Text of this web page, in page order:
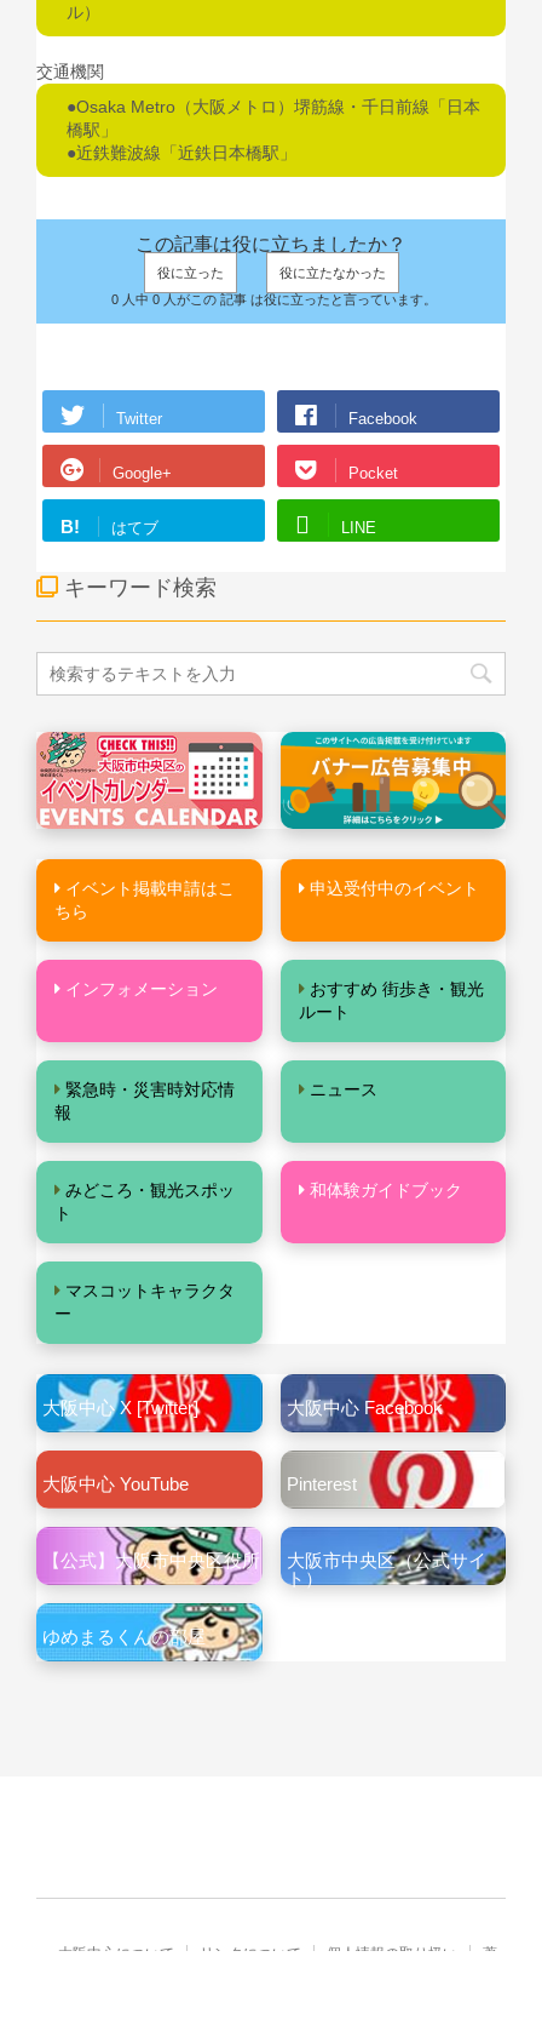
ル）
交通機関
●Osaka Metro（大阪メトロ）堺筋線・千日前線「日本
橋駅」
●近鉄難波線「近鉄日本橋駅」
この記事は役に立ちましたか？
役に立った
役に立たなかった
0 人中 0 人がこの 記事 は役に立ったと言っています。
Twitter Facebook
Google+ Pocket
B! はてブ LINE
キーワード検索
イベント掲載申請はこ
ちら
申込受付中のイベント
インフォメーション
おすすめ 街歩き・観光
ルート
緊急時・災害時対応情
報
ニュース
みどころ・観光スポッ
ト
和体験ガイドブック
マスコットキャラクタ
ー
大阪中心 X [Twitter] 大阪中心 Facebook
大阪中心 YouTube Pinterest
【公式】大阪市中央区役所
大阪市中央区（公式サイ
ト）
ゆめまるくんの部屋
大阪中心について リンクについて 個人情報の取り扱い
著